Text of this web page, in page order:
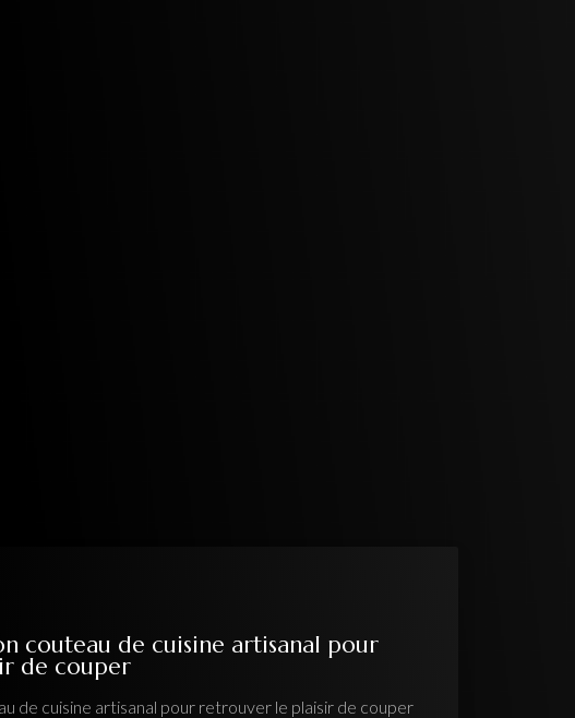
couteau de cuisine artisanal pour
de couper
de cuisine artisanal pour retrouver le plaisir de couper